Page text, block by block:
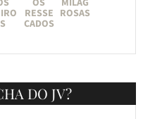
S
RESSE
CADOS
ROSAS
DO JV?